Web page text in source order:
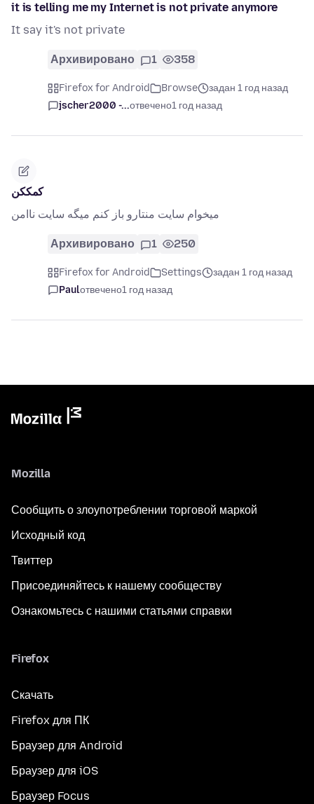
it is telling me my Internet is not private anymore
It say it's not private
Архивировано 1 358
Firefox for Android Browse
задан 1 год назад
jscher2000 -...отвечено1 год назад
کمککن
میخوام سایت منتارو باز کنم میگه سایت ناامن
Архивировано 1 250
Firefox for Android Settings
задан 1 год назад
Paulотвечено1 год назад
Mozilla
Сообщить о злоупотреблении торговой маркой
Исходный код
Твиттер
Присоединяйтесь к нашему сообществу
Ознакомьтесь с нашими статьями справки
Firefox
Скачать
Firefox для ПК
Браузер для Android
Браузер для iOS
Браузер Focus